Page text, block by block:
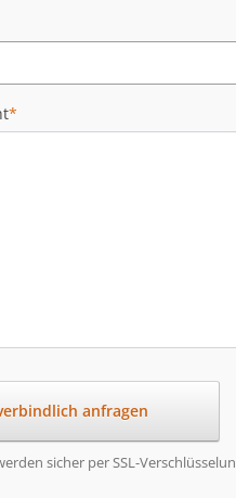
*
sicher per SSL-